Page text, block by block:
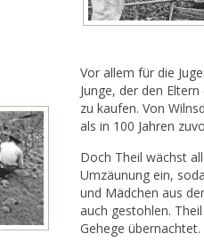
Vor allem für die
Junge, der den
zu kaufen. Von
als in 100 Jahren
Doch Theil wächst
Umzäunung ein,
und Mädchen aus
auch gestohlen.
Gehege übernachtet.